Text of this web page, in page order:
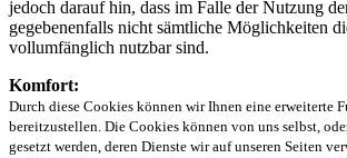
jedoch darauf hin, dass im Falle der Nutzung
gegebenenfalls nicht sämtliche Möglichkeiten
vollumfänglich nutzbar sind.
Komfort:
Durch diese Cookies können wir Ihnen eine erweiterte
bereitzustellen. Die Cookies können von uns selbst,
gesetzt werden, deren Dienste wir auf unseren Seiten